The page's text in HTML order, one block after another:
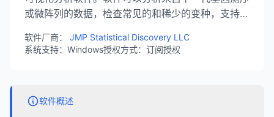
或微阵列的数据，检查常见的和稀少的变种，支持基
于生命科学和医学研究领域。
软件厂商： JMP Statistical Discovery LLC
系统支持：Windows授权方式：订阅授权
软件概述